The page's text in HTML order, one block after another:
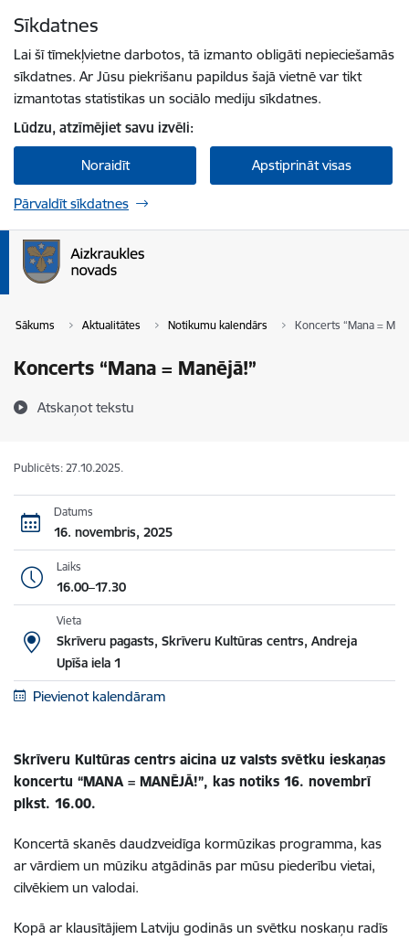
Sīkdatnes
Lai šī tīmekļvietne darbotos, tā izmanto obligāti nepieciešamās
sīkdatnes. Ar Jūsu piekrišanu papildus šajā vietnē var tikt
izmantotas statistikas un sociālo mediju sīkdatnes.
Lūdzu, atzīmējiet savu izvēli:
Noraidīt Apstiprināt visas
Pārvaldīt sīkdatnes
Sākums Aktualitātes Notikumu kalendārs Koncerts “Mana =
Koncerts “Mana = Manējā!”
Atskaņot tekstu
Publicēts: 27.10.2025.
Datums
16. novembris, 2025
Laiks
16.00–17.30
Vieta
Skrīveru pagasts, Skrīveru Kultūras centrs, Andreja
Upīša iela 1
Pievienot kalendāram
Skrīveru Kultūras centrs aicina uz valsts svētku ieskaņas
koncertu “MANA = MANĒJĀ!”, kas notiks 16. novembrī
plkst. 16.00.
Koncertā skanēs daudzveidīga kormūzikas programma, kas
ar vārdiem un mūziku atgādinās par mūsu piederību vietai,
cilvēkiem un valodai.
Kopā ar klausītājiem Latviju godinās un svētku noskaņu radīs